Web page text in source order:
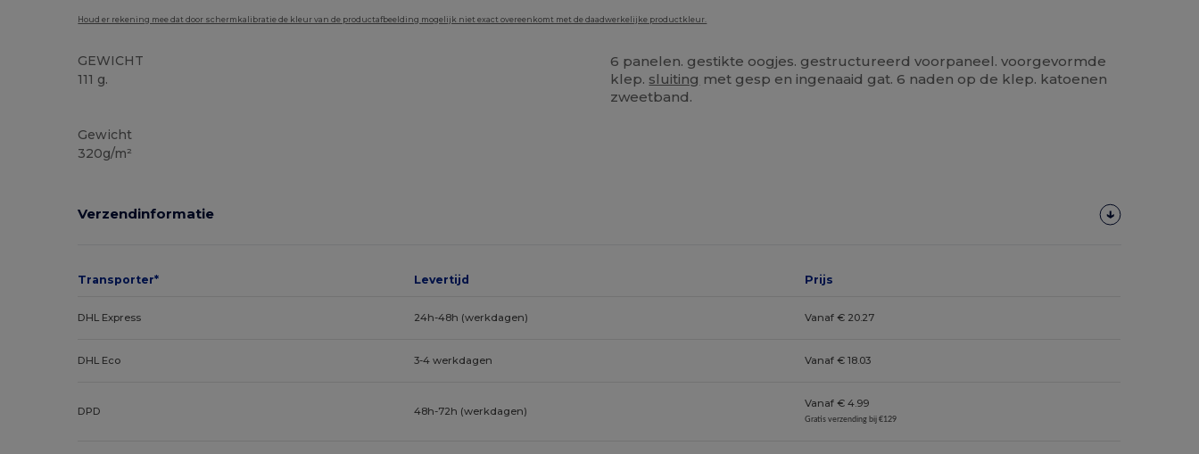
Houd er rekening mee dat door schermkalibratie de kleur van de productafbeelding mogelijk niet exact overeenkomt met de daadwerkelijke productkleur.
GEWICHT
111 g.
Gewicht
320g/m²
6 panelen. gestikte oogjes. gestructureerd voorpaneel. voorgevormde
klep. sluiting met gesp en ingenaaid gat. 6 naden op de klep. katoenen
zweetband.
Verzendinformatie
Transporter* Levertijd Prijs
DHL Express 24h-48h (werkdagen) Vanaf € 20.27
DHL Eco 3-4 werkdagen Vanaf € 18.03
DPD 48h-72h (werkdagen)
Vanaf € 4.99
Gratis verzending bij €129